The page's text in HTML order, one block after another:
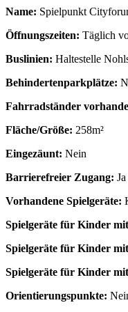
Name: Spielpunkt
Öffnungszeiten: Täglich
Buslinien: Haltestelle
Behindertenparkplätze:
Fahrradständer
Fläche/Größe: 258m²
Eingezäunt: Nein
Barrierefreier Zugang: Ja
Vorhandene Spielgeräte:
Spielgeräte für Kinder
Spielgeräte für Kinder
Spielgeräte für Kinder
Orientierungspunkte: